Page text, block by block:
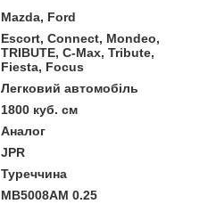
Mazda, Ford
Escort, Connect, Mondeo,
TRIBUTE, C-Max, Tribute,
Fiesta, Focus
Легковий автомобіль
1800 куб. см
Аналог
JPR
Туреччина
MB5008AM 0.25